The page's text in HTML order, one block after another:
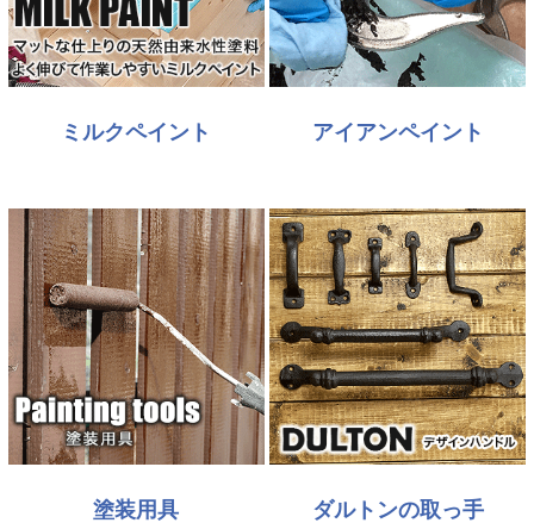
ミルクペイント アイアンペイント
塗装用具 ダルトンの取っ手